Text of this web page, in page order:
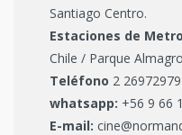
Santiago Centro.
Estaciones de
Chile / Parque Almagro
Teléfono 2 26972979
whatsapp: +56 9 66
E-mail: